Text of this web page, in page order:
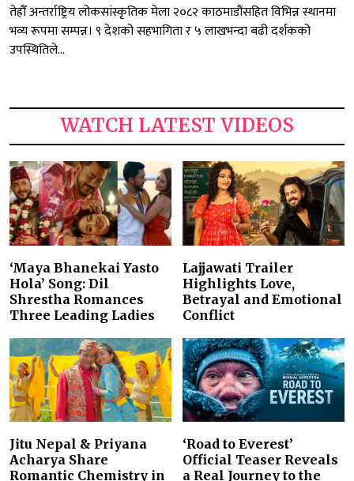
तेह्रौँ अन्तर्राष्ट्रिय लोकसांस्कृतिक मेला २०८२ काठमाडौंसहित विभिन्न स्थानमा
भव्य रूपमा सम्पन्न। ९ देशको सहभागिता र ५ लाखभन्दा बढी दर्शकको
उपस्थितिले...
WATCH LATEST VIDEOS
‘Maya Bhanekai Yasto
Hola’ Song: Dil
Shrestha Romances
Three Leading Ladies
Lajjawati Trailer
Highlights Love,
Betrayal and Emotional
Conflict
Jitu Nepal & Priyana
Acharya Share
Romantic Chemistry in
‘Road to Everest’
Official Teaser Reveals
a Real Journey to the